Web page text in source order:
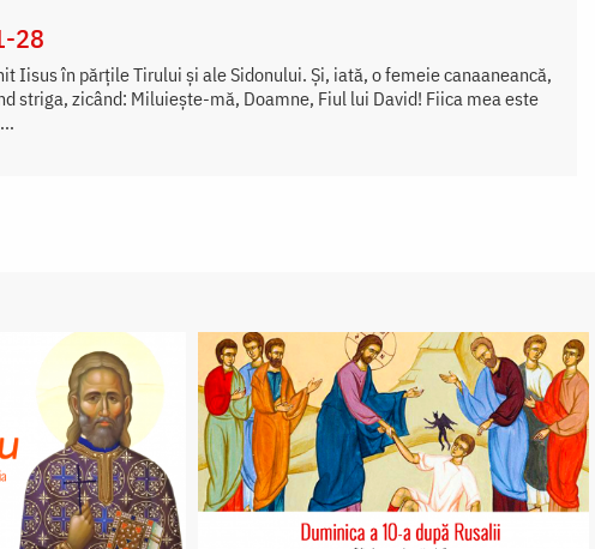
28
Iisus în părțile Tirului și ale Sidonului. Și, iată, o femeie canaaneancă,
striga, zicând: Miluiește-mă, Doamne, Fiul lui David! Fiica mea este